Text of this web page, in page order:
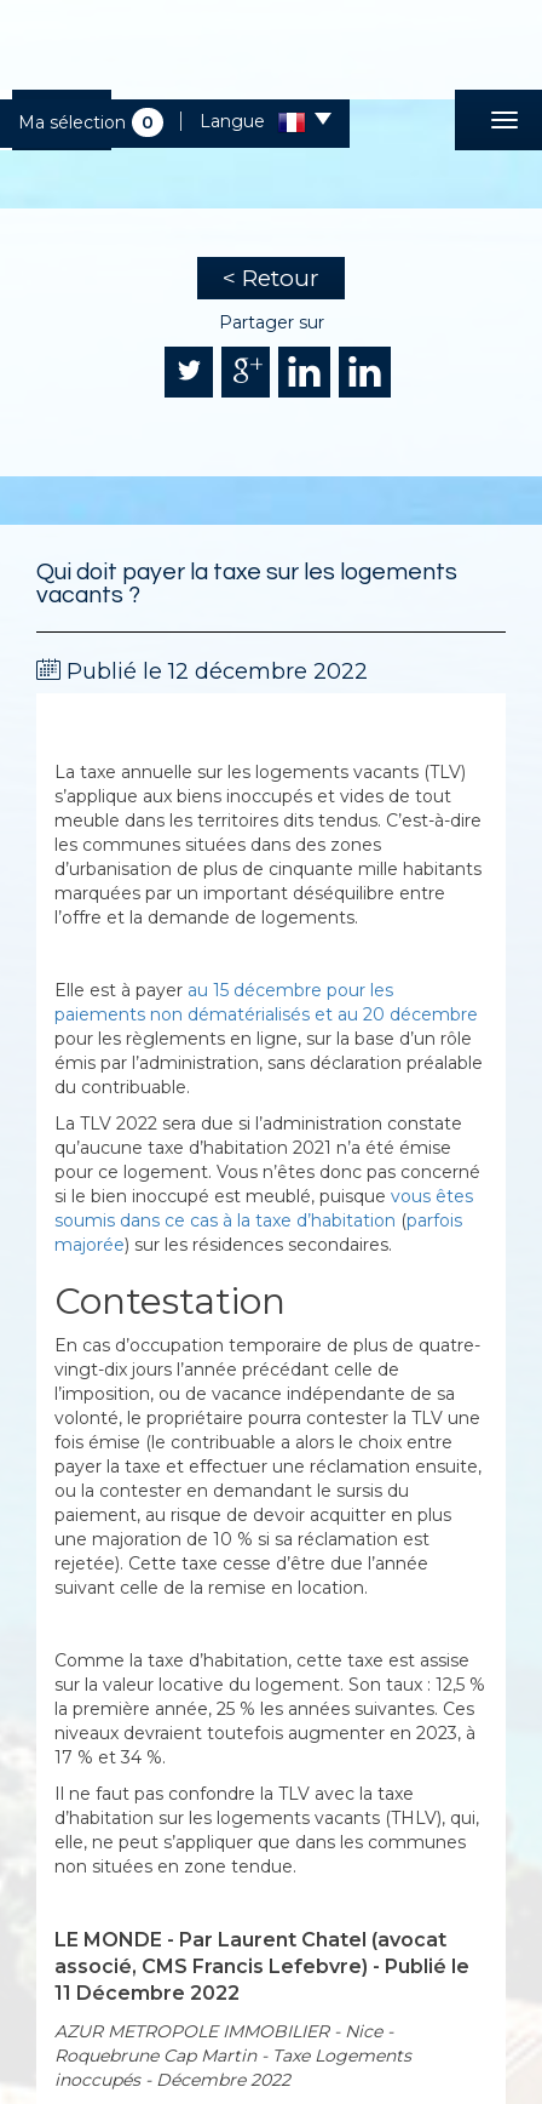
Ma sélection 0 Langue
< Retour
Partager sur
Qui doit payer la taxe sur les logements
vacants ?
Publié le 12 décembre 2022
La taxe annuelle sur les logements vacants (TLV)
s’applique aux biens inoccupés et vides de tout
meuble dans les territoires dits tendus. C’est-à-dire
les communes situées dans des zones
d’urbanisation de plus de cinquante mille habitants
marquées par un important déséquilibre entre
l’offre et la demande de logements.
Elle est à payer au 15 décembre pour les
paiements non dématérialisés et au 20 décembre
pour les règlements en ligne, sur la base d’un rôle
émis par l’administration, sans déclaration préalable
du contribuable.
La TLV 2022 sera due si l’administration constate
qu’aucune taxe d’habitation 2021 n’a été émise
pour ce logement. Vous n’êtes donc pas concerné
si le bien inoccupé est meublé, puisque vous êtes
soumis dans ce cas à la taxe d’habitation (parfois
majorée) sur les résidences secondaires.
Contestation
En cas d’occupation temporaire de plus de quatre-
vingt-dix jours l’année précédant celle de
l’imposition, ou de vacance indépendante de sa
volonté, le propriétaire pourra contester la TLV une
fois émise (le contribuable a alors le choix entre
payer la taxe et effectuer une réclamation ensuite,
ou la contester en demandant le sursis du
paiement, au risque de devoir acquitter en plus
une majoration de 10 % si sa réclamation est
rejetée). Cette taxe cesse d’être due l’année
suivant celle de la remise en location.
Comme la taxe d’habitation, cette taxe est assise
sur la valeur locative du logement. Son taux : 12,5 %
la première année, 25 % les années suivantes. Ces
niveaux devraient toutefois augmenter en 2023, à
17 % et 34 %.
Il ne faut pas confondre la TLV avec la taxe
d’habitation sur les logements vacants (THLV), qui,
elle, ne peut s’appliquer que dans les communes
non situées en zone tendue.
LE MONDE - Par Laurent Chatel (avocat
associé, CMS Francis Lefebvre) - Publié le
11 Décembre 2022
AZUR METROPOLE IMMOBILIER - Nice -
Roquebrune Cap Martin - Taxe Logements
inoccupés - Décembre 2022